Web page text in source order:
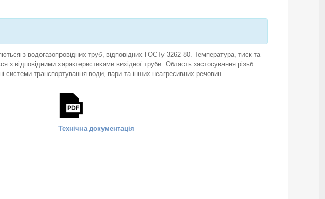
з водогазопровідних труб, відповідних ГОСТу 3262-80. Температура, тиск та
з відповідними характеристиками вихідної труби. Область застосування різьб
системи транспортування води, пари та інших неагресивних речовин.
Технічна документація